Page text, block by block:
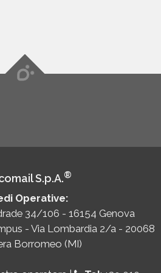
S.p.A.®
Operative:
34/106 - 16154 Genova
- Via Lombardia 2/a - 20068
Borromeo (MI)